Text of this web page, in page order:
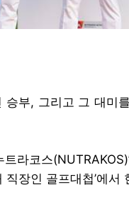
승부, 그리고 그 대미
트라코스
직장인 골프대첩’에